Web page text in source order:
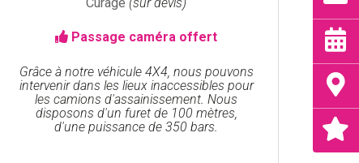
Passage caméra offert
Grâce à notre véhicule 4X4, nous pouvons
intervenir dans les lieux inaccessibles pour
les camions d'assainissement. Nous
disposons d'un furet de 100 mètres,
d'une puissance de 350 bars.